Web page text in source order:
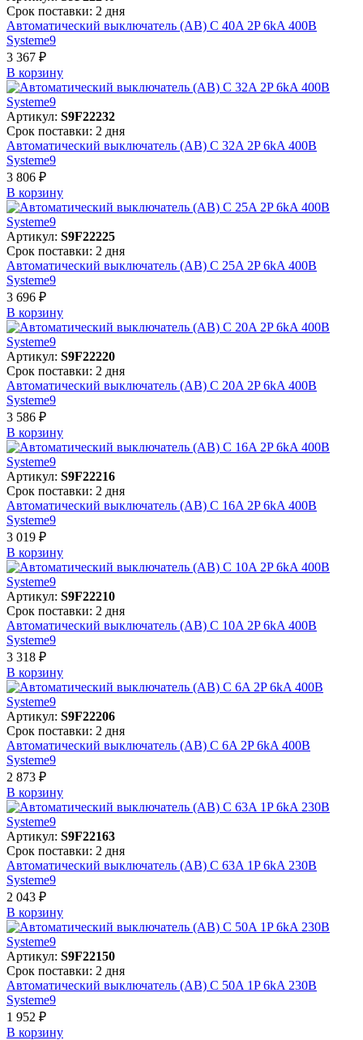
Срок поставки: 2 дня
Автоматический выключатель (АВ) C 40A 2P 6kA 400В
Systeme9
3 367 ₽
В корзинy
Артикул: S9F22232
Срок поставки: 2 дня
Автоматический выключатель (АВ) C 32A 2P 6kA 400В
Systeme9
3 806 ₽
В корзинy
Артикул: S9F22225
Срок поставки: 2 дня
Автоматический выключатель (АВ) C 25A 2P 6kA 400В
Systeme9
3 696 ₽
В корзинy
Артикул: S9F22220
Срок поставки: 2 дня
Автоматический выключатель (АВ) C 20A 2P 6kA 400В
Systeme9
3 586 ₽
В корзинy
Артикул: S9F22216
Срок поставки: 2 дня
Автоматический выключатель (АВ) C 16A 2P 6kA 400В
Systeme9
3 019 ₽
В корзинy
Артикул: S9F22210
Срок поставки: 2 дня
Автоматический выключатель (АВ) C 10A 2P 6kA 400В
Systeme9
3 318 ₽
В корзинy
Артикул: S9F22206
Срок поставки: 2 дня
Автоматический выключатель (АВ) C 6A 2P 6kA 400В
Systeme9
2 873 ₽
В корзинy
Артикул: S9F22163
Срок поставки: 2 дня
Автоматический выключатель (АВ) C 63A 1P 6kA 230В
Systeme9
2 043 ₽
В корзинy
Артикул: S9F22150
Срок поставки: 2 дня
Автоматический выключатель (АВ) C 50A 1P 6kA 230В
Systeme9
1 952 ₽
В корзинy